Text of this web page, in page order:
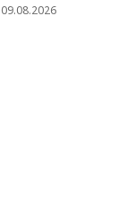
09.08.2026